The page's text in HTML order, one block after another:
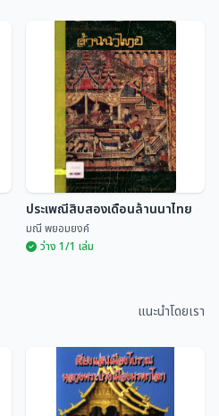
ประเพณีสิบสองเดือนล้านนาไทย
มณี พยอมยงค์
ว่าง 1/1 เล่ม
แนะนำโดยเรา